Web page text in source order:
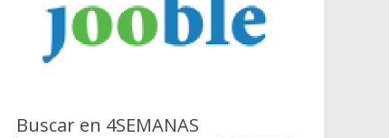
Buscar en 4SEMANAS